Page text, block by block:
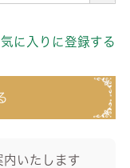
に入りに登録する
内いたします